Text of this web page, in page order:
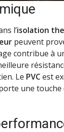
l’isolation
peuvent
contribue à
Le PVCest
une